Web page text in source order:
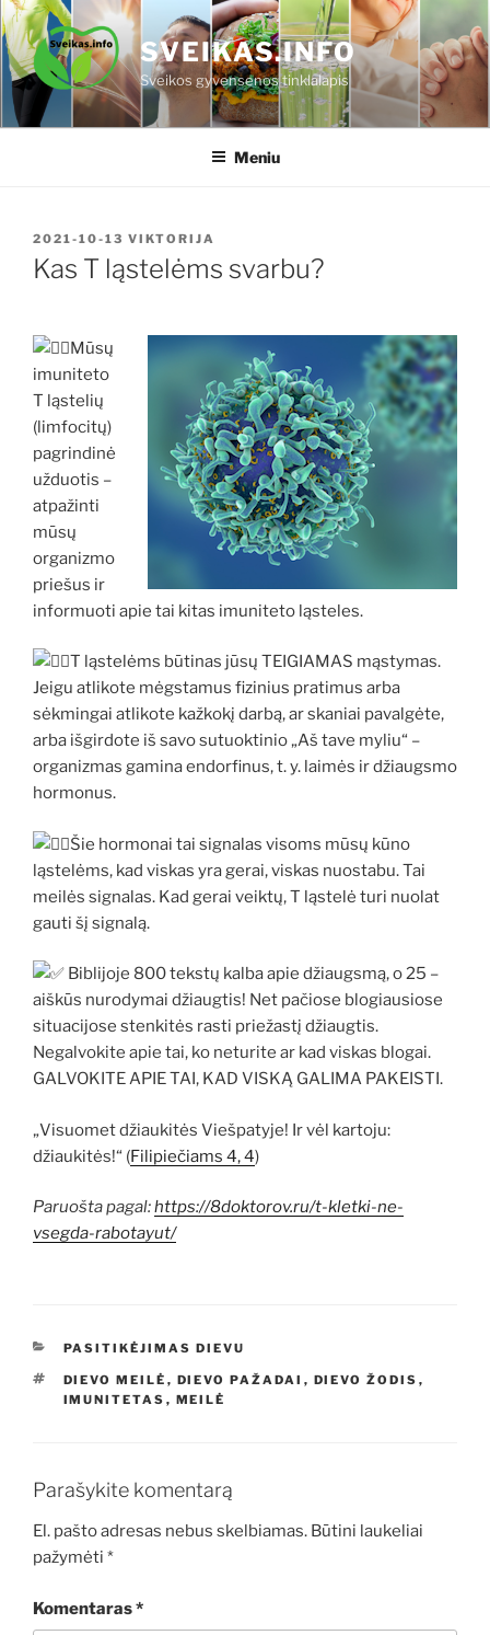
Eiti
prie
turinio
SVEIKAS.INFO
Sveikos gyvensenos tinklalapis
Meniu
PASKELBTA
2021-10-13 VIKTORIJA
Kas T ląstelėms svarbu?
Mūsų
imuniteto
T ląstelių
(limfocitų)
pagrindinė
užduotis –
atpažinti
mūsų
organizmo
priešus ir
informuoti apie tai kitas imuniteto ląsteles.
T ląstelėms būtinas jūsų TEIGIAMAS mąstymas.
Jeigu atlikote mėgstamus fizinius pratimus arba
sėkmingai atlikote kažkokį darbą, ar skaniai pavalgėte,
arba išgirdote iš savo sutuoktinio „Aš tave myliu“ –
organizmas gamina endorfinus, t. y. laimės ir džiaugsmo
hormonus.
Šie hormonai tai signalas visoms mūsų kūno
ląstelėms, kad viskas yra gerai, viskas nuostabu. Tai
meilės signalas. Kad gerai veiktų, T ląstelė turi nuolat
gauti šį signalą.
Biblijoje 800 tekstų kalba apie džiaugsmą, o 25 –
aiškūs nurodymai džiaugtis! Net pačiose blogiausiose
situacijose stenkitės rasti priežastį džiaugtis.
Negalvokite apie tai, ko neturite ar kad viskas blogai.
GALVOKITE APIE TAI, KAD VISKĄ GALIMA PAKEISTI.
„Visuomet džiaukitės Viešpatyje! Ir vėl kartoju:
džiaukitės!“ (Filipiečiams 4, 4)
Paruošta pagal:https://8doktorov.ru/t-kletki-ne-
vsegda-rabotayut/
KATEGORIJOS
PASITIKĖJIMAS DIEVU
ŽYMOS
DIEVO MEILĖ , DIEVO PAŽADAI , DIEVO ŽODIS ,
IMUNITETAS , MEILĖ
Parašykite komentarą
El. pašto adresas nebus skelbiamas. Būtini laukeliai
pažymėti *
Komentaras*